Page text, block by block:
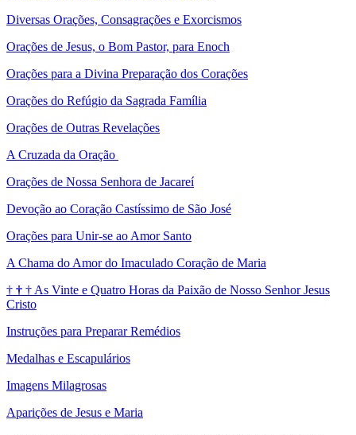
Diversas Orações, Consagrações e Exorcismos
Orações de Jesus, o Bom Pastor, para Enoch
Orações para a Divina Preparação dos Corações
Orações do Refúgio da Sagrada Família
Orações de Outras Revelações
A Cruzada da Oração
Orações de Nossa Senhora de Jacareí
Devoção ao Coração Castíssimo de São José
Orações para Unir-se ao Amor Santo
A Chama do Amor do Imaculado Coração de Maria
† † † As Vinte e Quatro Horas da Paixão de Nosso Senhor Jesus
Cristo
Instruções para Preparar Remédios
Medalhas e Escapulários
Imagens Milagrosas
Aparições de Jesus e Maria